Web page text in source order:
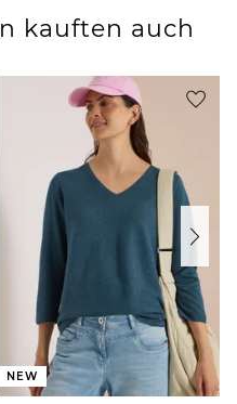
kauften auch
NEW